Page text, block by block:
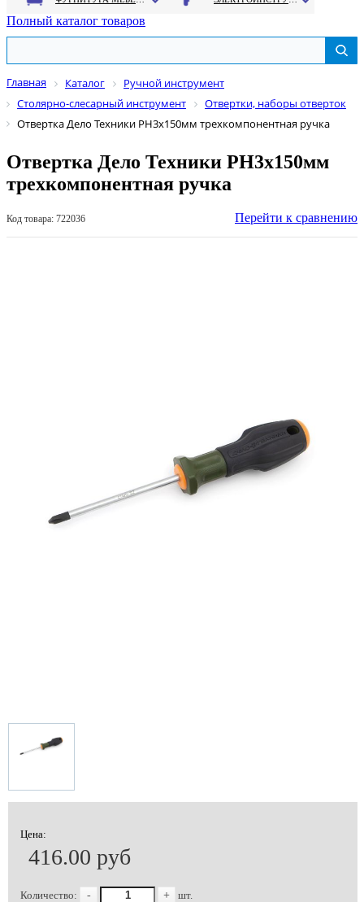
Полный каталог товаров
Главная Каталог
Ручной инструмент
Столярно-слесарный инструмент
Отвертки, наборы отверток
Отвертка Дело Техники РН3х150мм трехкомпонентная ручка
Отвертка Дело Техники РН3х150мм
трехкомпонентная ручка
Код товара: 722036 Перейти к сравнению
Цена:
416.00 руб
Количество: - + шт.